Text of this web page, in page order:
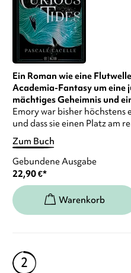
Ein Roman wie eine
Academia-Fantasy um eine
mächtiges Geheimnis und
Emory war bisher
und dass sie einen Platz am
Zum Buch
Gebundene Ausgabe
22,90€*